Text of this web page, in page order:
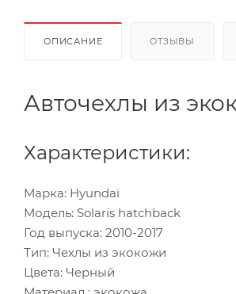
ОПИСАНИЕ ОТЗЫВЫ
Авточехлы из
Характеристики:
Марка: Hyundai
Модель: Solaris hatchback
Год выпуска: 2010-2017
Тип: Чехлы из экокожи
Цвета: Черный